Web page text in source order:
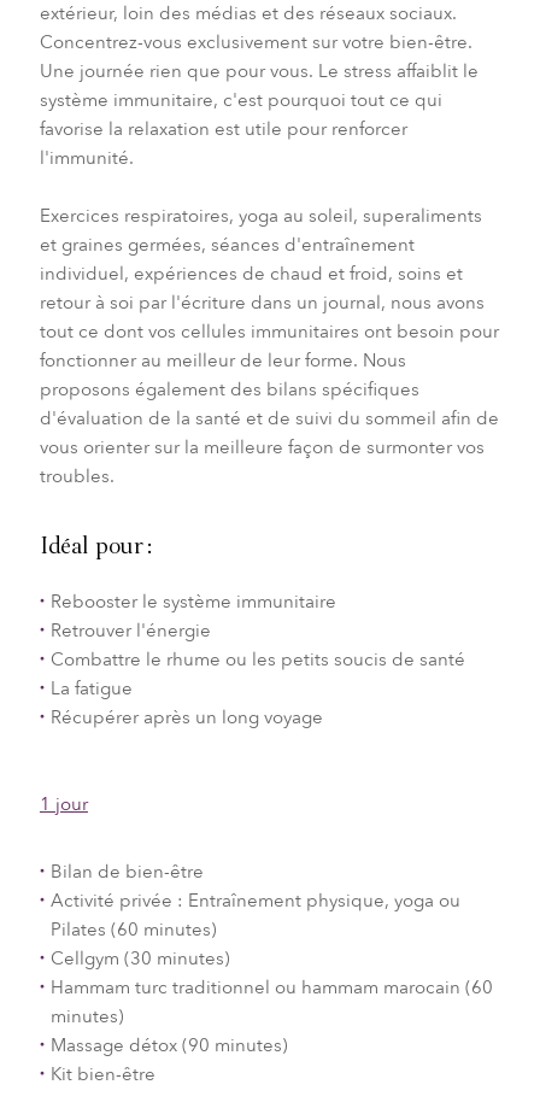
extérieur, loin des médias et des réseaux sociaux.
Concentrez-vous exclusivement sur votre bien-être.
Une journée rien que pour vous. Le stress affaiblit le
système immunitaire, c'est pourquoi tout ce qui
favorise la relaxation est utile pour renforcer
l'immunité.
Exercices respiratoires, yoga au soleil, superaliments
et graines germées, séances d'entraînement
individuel, expériences de chaud et froid, soins et
retour à soi par l'écriture dans un journal, nous avons
tout ce dont vos cellules immunitaires ont besoin pour
fonctionner au meilleur de leur forme. Nous
proposons également des bilans spécifiques
d'évaluation de la santé et de suivi du sommeil afin de
vous orienter sur la meilleure façon de surmonter vos
troubles.
Idéal pour :
Rebooster le système immunitaire
Retrouver l'énergie
Combattre le rhume ou les petits soucis de santé
La fatigue
Récupérer après un long voyage
1 jour
Bilan de bien-être
Activité privée : Entraînement physique, yoga ou
Pilates (60 minutes)
Cellgym (30 minutes)
Hammam turc traditionnel ou hammam marocain (60
minutes)
Massage détox (90 minutes)
Kit bien-être